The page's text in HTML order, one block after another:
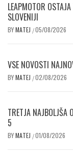
LEAPMOTOR
SLOVENIJI
BYMATEJ /05/08/2026
VSE NOVOSTI
BYMATEJ /02/08/2026
TRETJA NAJBOLJŠA
5
BYMATEJ /01/08/2026